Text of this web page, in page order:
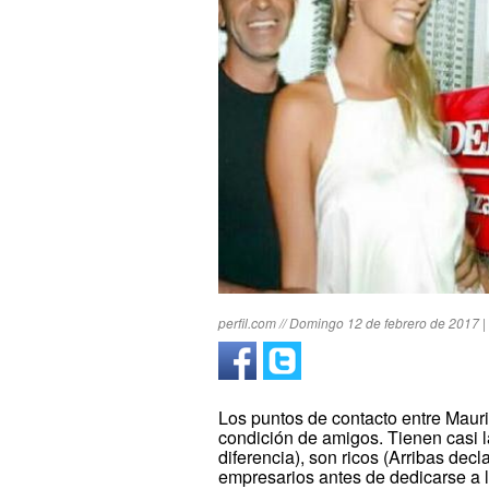
perfil.com // Domingo 12 de febrero de 2017
Los puntos de contacto entre
condición de amigos. Tienen casi
diferencia), son ricos (Arribas
empresarios antes de dedicarse